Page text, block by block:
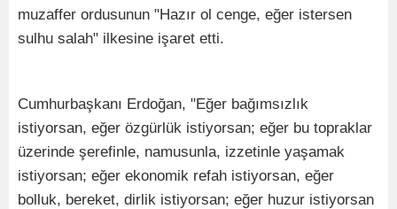
muzaffer ordusunun "Hazır ol cenge, eğer istersen
sulhu salah" ilkesine işaret etti.
Cumhurbaşkanı Erdoğan, "Eğer bağımsızlık
istiyorsan, eğer özgürlük istiyorsan; eğer bu topraklar
üzerinde şerefinle, namusunla, izzetinle yaşamak
istiyorsan; eğer ekonomik refah istiyorsan, eğer
bolluk, bereket, dirlik istiyorsan; eğer huzur istiyorsan